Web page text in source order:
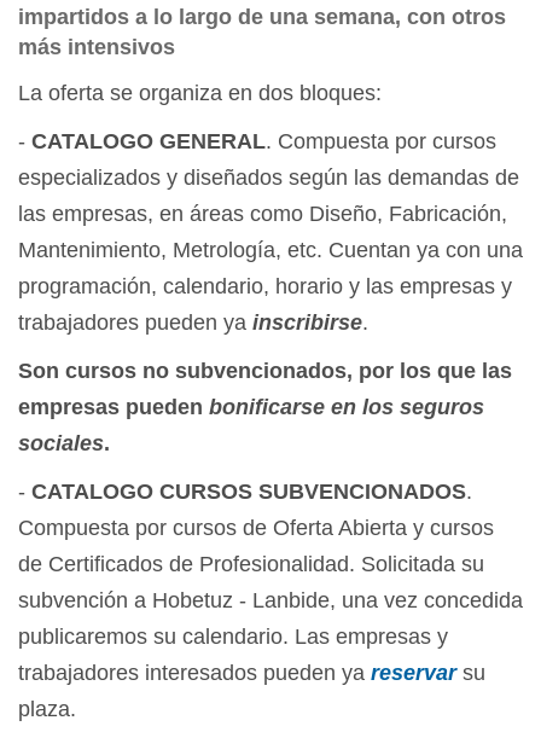
impartidos a lo largo de una semana, con otros
más intensivos
La oferta se organiza en dos bloques:
- CATALOGO GENERAL. Compuesta por cursos
especializados y diseñados según las demandas de
las empresas, en áreas como Diseño, Fabricación,
Mantenimiento, Metrología, etc. Cuentan ya con una
programación, calendario, horario y las empresas y
trabajadores pueden ya inscribirse.
Son cursos no subvencionados, por los que las
empresas pueden bonificarse en los seguros
sociales.
- CATALOGO CURSOS SUBVENCIONADOS.
Compuesta por cursos de Oferta Abierta y cursos
de Certificados de Profesionalidad. Solicitada su
subvención a Hobetuz - Lanbide, una vez concedida
publicaremos su calendario. Las empresas y
trabajadores interesados pueden ya reservar su
plaza.